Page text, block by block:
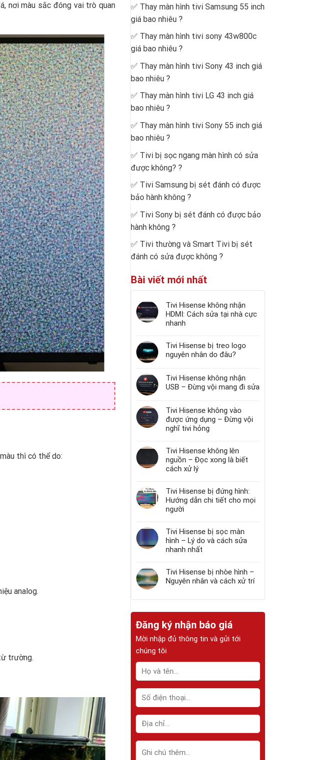
nơi màu sắc đóng vai trò quan
thì có thể do:
analog.
trường.
✅ Thay màn hình tivi Samsung 55 inch
giá bao nhiêu ?
✅ Thay màn hình tivi sony 43w800c
giá bao nhiêu ?
✅ Thay màn hình tivi Sony 43 inch giá
bao nhiêu ?
✅ Thay màn hình tivi LG 43 inch giá
bao nhiêu ?
✅ Thay màn hình tivi Sony 55 inch giá
bao nhiêu ?
✅ Tivi bị sọc ngang màn hình có sửa
được không? ?
✅ Tivi Samsung bị sét đánh có được
bảo hành không ?
✅ Tivi Sony bị sét đánh có được bảo
hành không ?
✅ Tivi thường và Smart Tivi bị sét
đánh có sửa được không ?
Bài viết mới nhất
Tivi Hisense không nhận
HDMI: Cách sửa tại nhà cực
nhanh
Tivi Hisense bị treo logo
nguyên nhân do đâu?
Tivi Hisense không nhận
USB – Đừng vội mang đi sửa
Tivi Hisense không vào
được ứng dụng – Đừng vội
nghĩ tivi hỏng
Tivi Hisense không lên
nguồn – Đọc xong là biết
cách xử lý
Tivi Hisense bị đứng hình:
Hướng dẫn chi tiết cho mọi
người
Tivi Hisense bị sọc màn
hình – Lý do và cách sửa
nhanh nhất
Tivi Hisense bị nhòe hình –
Nguyên nhân và cách xử trí
Đăng ký nhận báo giá
Mời nhập đủ thông tin và gửi tới
chúng tôi